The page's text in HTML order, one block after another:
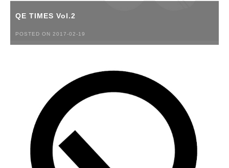
QE TIMES Vol.2
POSTED ON 2017-02-19